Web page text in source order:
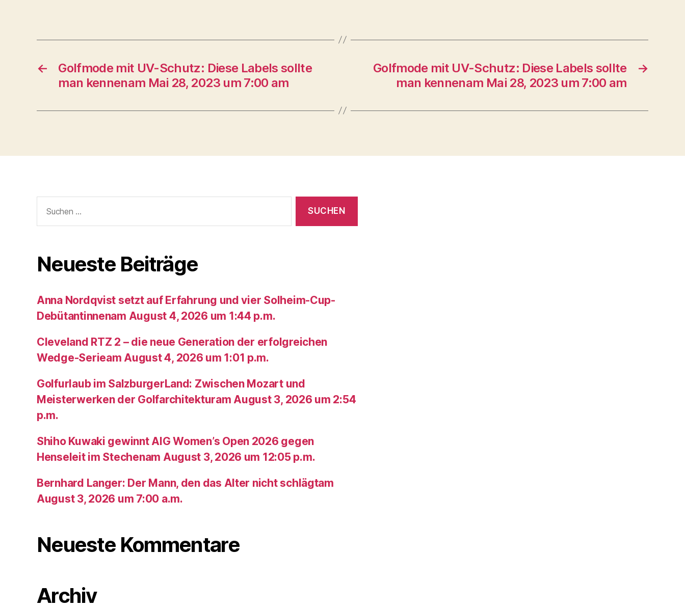
←
Golfmode mit UV-Schutz: Diese Labels sollte
man kennenam Mai 28, 2023 um 7:00 am
→
Golfmode mit UV-Schutz: Diese Labels sollte
man kennenam Mai 28, 2023 um 7:00 am
nach:
Neueste Beiträge
Anna Nordqvist setzt auf Erfahrung und vier Solheim-Cup-
Debütantinnenam August 4, 2026 um 1:44 p.m.
Cleveland RTZ 2 – die neue Generation der erfolgreichen
Wedge-Serieam August 4, 2026 um 1:01 p.m.
Golfurlaub im SalzburgerLand: Zwischen Mozart und
Meisterwerken der Golfarchitekturam August 3, 2026 um 2:54
p.m.
Shiho Kuwaki gewinnt AIG Women’s Open 2026 gegen
Henseleit im Stechenam August 3, 2026 um 12:05 p.m.
Bernhard Langer: Der Mann, den das Alter nicht schlägtam
August 3, 2026 um 7:00 a.m.
Neueste Kommentare
Archiv